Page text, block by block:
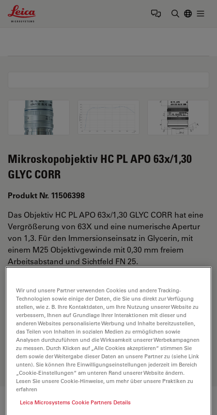
Leica Microsystems Logo
Mikroskopobjektiv HC PL APO 63x/1,30
GLYC CORR
Produkt Nr. 11506398
Das Objektiv HC PL APO 63x/1,30 GLYC CORR hat eine
Vergrößerung von 63X und eine numerische Apertur
von 1,3. Für den Immersionseinsatz in Glycerin, mit
einem M25 Objektivgewinde mit 0,30 mm freiem
Arbeitsabstand und Sichtfeld FN 25.
ANGEBOT ANFORDERN
Entdecken Sie die perfekte Lösung.
Erkunden Sie unserenObjective
Finder, vergleichen Sie Alternativen
und finden Sie die beste Lösung für
Ihre Anforderungen.
Technische Daten
Wir und unsere Partner verwenden Cookies und andere Tracking-
Technologien sowie einige der Daten, die Sie uns direkt zur Verfügung
stellen, wie z. B. Ihre Kontaktdaten, um Ihre Nutzung unserer Website zu
verbessern, Ihnen auf Grundlage Ihrer Interaktionen mit dieser und
anderen Websites personalisierte Werbung und Inhalte bereitzustellen,
das Teilen von Inhalten in sozialen Medien zu ermöglichen sowie
Analysen durchzuführen und die Wirksamkeit unserer Werbekampagnen
zu messen. Durch Klicken auf „Alle Cookies akzeptieren“ stimmen Sie
dem sowie der Weitergabe dieser Daten an unsere Partner zu (siehe Link
unten). Sie können Ihre Einwilligungseinstellungen jederzeit im Bereich
„Cookie-Einstellungen“ am unteren Rand unserer Website ändern.
Lesen Sie unsere Cookie-Hinweise, um mehr über unsere Praktiken zu
erfahren
Leica Microsystems Cookie Partners Details